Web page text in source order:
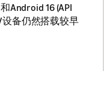
Android 16 (API
备仍然搭载较早